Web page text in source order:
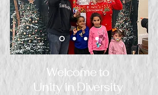
Welcome to
Unity in Diversity